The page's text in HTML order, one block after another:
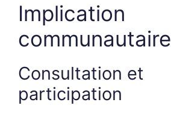
Implication
communautaire
Consultation et
participation